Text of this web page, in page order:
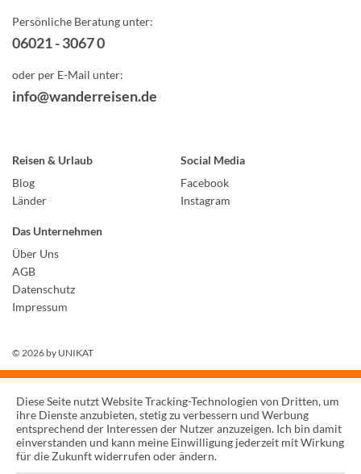
Persönliche Beratung unter:
06021 - 3067 0
oder per E-Mail unter:
info@wanderreisen.de
Reisen & Urlaub
Blog
Länder
Social Media
Facebook
Instagram
Das Unternehmen
Über Uns
AGB
Datenschutz
Impressum
© 2026 by UNIKAT
Diese Seite nutzt Website Tracking-Technologien von Dritten, um
ihre Dienste anzubieten, stetig zu verbessern und Werbung
entsprechend der Interessen der Nutzer anzuzeigen. Ich bin damit
einverstanden und kann meine Einwilligung jederzeit mit Wirkung
für die Zukunft widerrufen oder ändern.